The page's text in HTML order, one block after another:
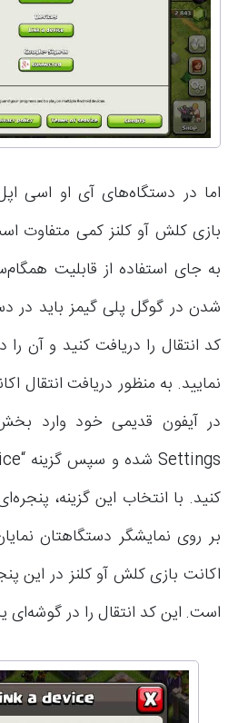
اما در دستگاه‌های آی او اسی
بازی کلش آو کلنز کمی متفاوت
به جای استفاده از قابلیت
شدن در گوگل پلی گیمز باید در
کد انتقال را دریافت کنید و آن
نمایید. به منظور دریافت انتقال
در آیفون قدیمی خود وارد
کنید. با انتخاب این گزینه،
بر روی نمایشگر دستگاهتان
اکانت بازی کلش آو کلنز در این
است. این کد انتقال را در گوشه‌ای